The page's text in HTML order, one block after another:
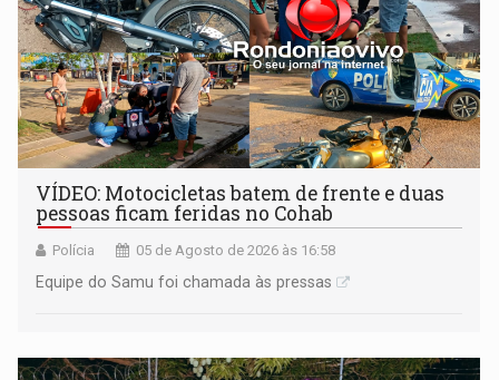
VÍDEO: Motocicletas batem de frente e duas
pessoas ficam feridas no Cohab
Polícia 05 de Agosto de 2026 às 16:58
Equipe do Samu foi chamada às pressas